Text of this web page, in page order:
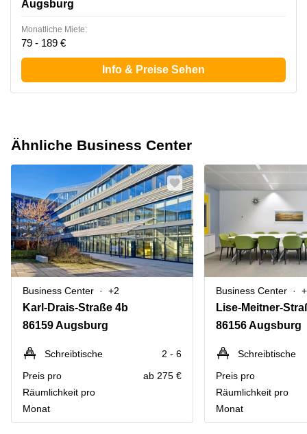
Augsburg
Monatliche Miete:
79 - 189 €
Info & Preise Sehen
Ähnliche Business Center
Business Center +2
Karl-Drais-Straße 4b
86159 Augsburg
Schreibtische
2 - 6
Preis pro
Räumlichkeit pro
Monat
ab 275 €
Business Center
Lise-Meitner-
86156 Augsburg
Schreibtische
Preis pro
Räumlichkeit pro
Monat